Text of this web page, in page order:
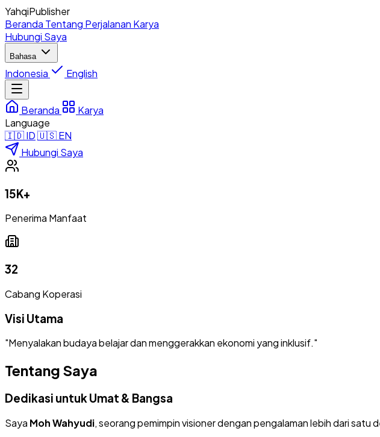
YahqiPublisher
Beranda Tentang Perjalanan Karya
Hubungi Saya
Bahasa
Indonesia English
Beranda
Karya
Language
🇮🇩 ID🇺🇸 EN
Hubungi Saya
15K+
Penerima Manfaat
32
Cabang Koperasi
Visi Utama
"Menyalakan budaya belajar dan menggerakkan ekonomi yang inklusif."
Tentang Saya
Dedikasi untuk Umat & Bangsa
Saya Moh Wahyudi, seorang pemimpin visioner dengan pengalaman lebih dari satu